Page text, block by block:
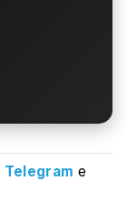
Telegram e